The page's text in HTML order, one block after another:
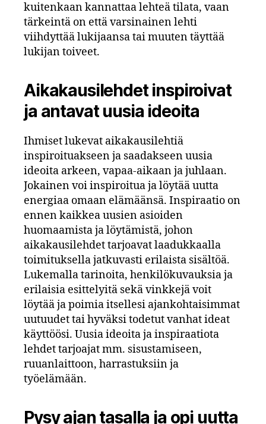
kuitenkaan kannattaa lehteä tilata, vaan
tärkeintä on että varsinainen lehti
viihdyttää lukijaansa tai muuten täyttää
lukijan toiveet.
Aikakausilehdet inspiroivat
ja antavat uusia ideoita
Ihmiset lukevat aikakausilehtiä
inspiroituakseen ja saadakseen uusia
ideoita arkeen, vapaa-aikaan ja juhlaan.
Jokainen voi inspiroitua ja löytää uutta
energiaa omaan elämäänsä. Inspiraatio on
ennen kaikkea uusien asioiden
huomaamista ja löytämistä, johon
aikakausilehdet tarjoavat laadukkaalla
toimituksella jatkuvasti erilaista sisältöä.
Lukemalla tarinoita, henkilökuvauksia ja
erilaisia esittelyitä sekä vinkkejä voit
löytää ja poimia itsellesi ajankohtaisimmat
uutuudet tai hyväksi todetut vanhat ideat
käyttöösi. Uusia ideoita ja inspiraatiota
lehdet tarjoajat mm. sisustamiseen,
ruuanlaittoon, harrastuksiin ja
työelämään.
Pysy ajan tasalla ja opi uutta